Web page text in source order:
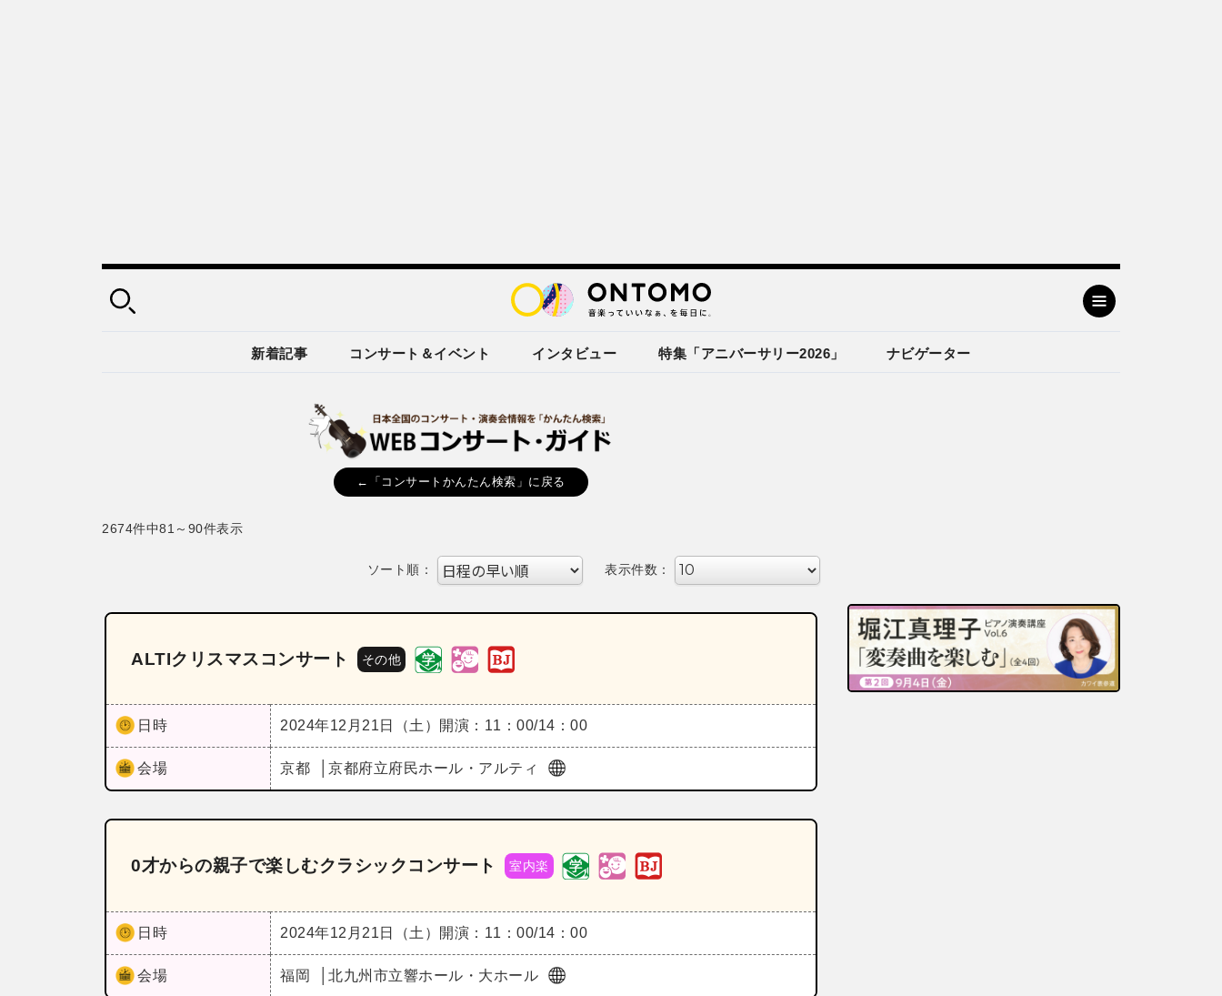
新着記事 コンサート＆イベント インタビュー 特集「アニバーサリー2026」 ナビゲーター
←「コンサートかんたん検索」に戻る
2674件中81～90件表示
ソート順： 表示件数：
ALTIクリスマスコンサート その他
日時 2024年12月21日（土） 開演：11：00/14：00
会場 京都 京都府立府民ホール・アルティ
0才からの親子で楽しむクラシックコンサート 室内楽
日時 2024年12月21日（土） 開演：11：00/14：00
会場 福岡 北九州市立響ホール・大ホール